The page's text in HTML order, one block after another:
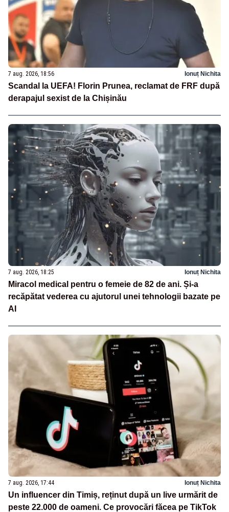
7 aug. 2026, 18:56 Ionuț Nichita
Scandal la UEFA! Florin Prunea, reclamat de FRF după
derapajul sexist de la Chișinău
7 aug. 2026, 18:25 Ionuț Nichita
Miracol medical pentru o femeie de 82 de ani. Și-a
recăpătat vederea cu ajutorul unei tehnologii bazate pe
AI
7 aug. 2026, 17:44 Ionuț Nichita
Un influencer din Timiș, reținut după un live urmărit de
peste 22.000 de oameni. Ce provocări făcea pe TikTok